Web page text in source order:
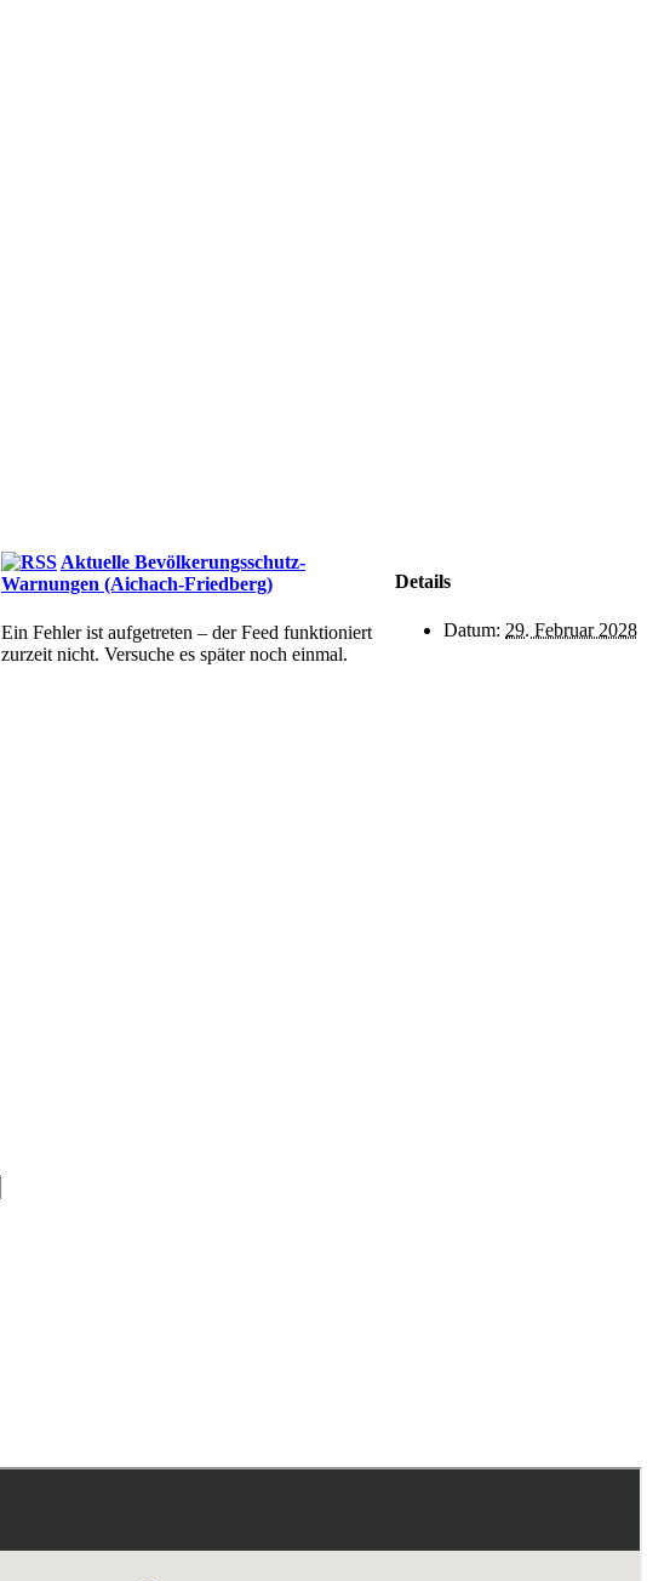
Details
Datum: 29. Februar 2028
Aktuelle Bevölkerungsschutz-
Warnungen (Aichach-Friedberg)
Ein Fehler ist aufgetreten – der Feed funktioniert
zurzeit nicht. Versuche es später noch einmal.